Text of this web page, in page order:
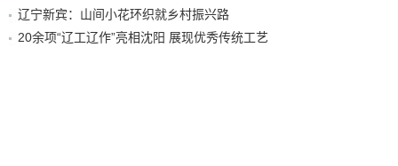
辽宁新宾：山间小花环织就乡村振兴路
20余项“辽工辽作”亮相沈阳 展现优秀传统工艺